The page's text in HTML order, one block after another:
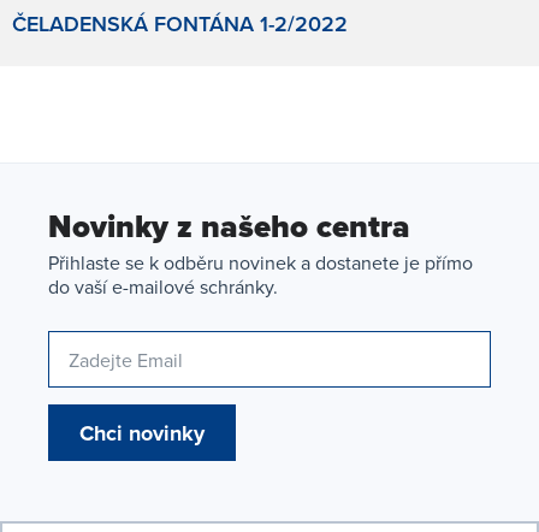
ČELADENSKÁ FONTÁNA 1-2/2022
Novinky z našeho centra
Přihlaste se k odběru novinek a dostanete je přímo
do vaší e-mailové schránky.
Chci novinky